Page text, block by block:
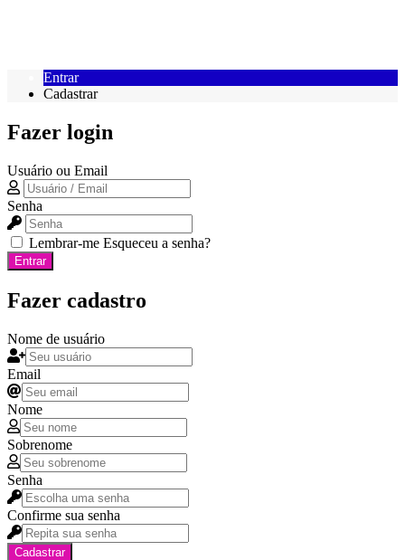
Entrar
Cadastrar
Fazer login
Usuário ou Email
Senha
Lembrar-me Esqueceu a senha?
Entrar
Fazer cadastro
Nome de usuário
Email
Nome
Sobrenome
Senha
Confirme sua senha
Cadastrar